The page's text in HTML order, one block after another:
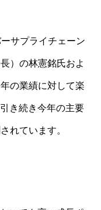
サプライチェーン
）の林憲銘氏およ
の業績に対して楽
き続き今年の主要
れています。